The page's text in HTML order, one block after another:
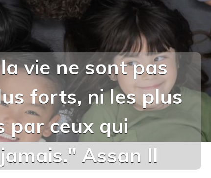
vie ne sont pas
forts, ni les plus
par ceux qui
Assan II